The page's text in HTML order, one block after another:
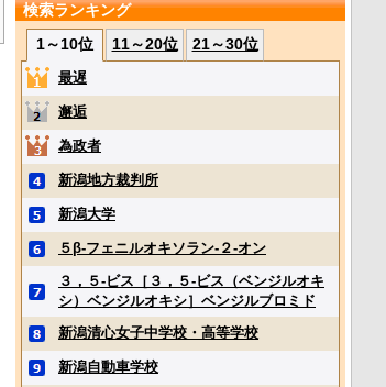
検索ランキング
1～10位
11～20位 21～30位
最遅
邂逅
為政者
新潟地方裁判所
新潟大学
５β‐フェニルオキソラン‐２‐オン
３，５‐ビス［３，５‐ビス（ベンジルオキ
シ）ベンジルオキシ］ベンジルブロミド
新潟清心女子中学校・高等学校
新潟自動車学校